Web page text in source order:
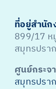
ที่อยู่สำนัก
899/17 ห
สมุทรปรา
ศูนย์กระจ
สมุทรปรา